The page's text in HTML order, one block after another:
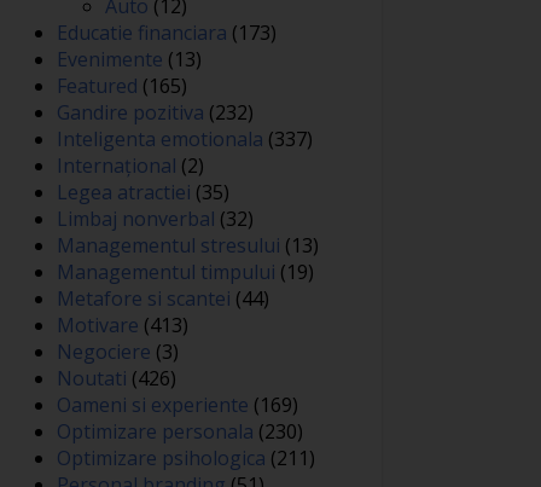
Auto (12)
Educatie financiara (173)
Evenimente (13)
Featured (165)
Gandire pozitiva (232)
Inteligenta emotionala (337)
Internațional (2)
Legea atractiei (35)
Limbaj nonverbal (32)
Managementul stresului (13)
Managementul timpului (19)
Metafore si scantei (44)
Motivare (413)
Negociere (3)
Noutati (426)
Oameni si experiente (169)
Optimizare personala (230)
Optimizare psihologica (211)